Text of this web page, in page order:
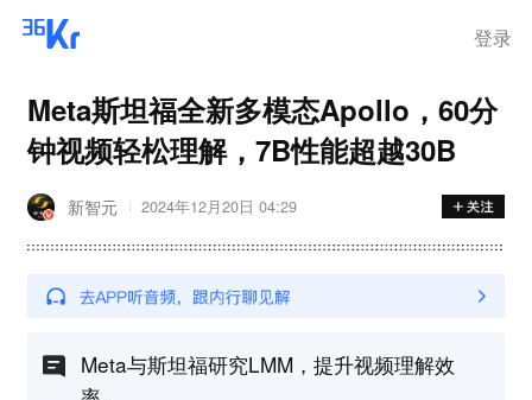
登录
Meta斯坦福全新多模态Apollo，60分
钟视频轻松理解，7B性能超越30B
新智元 2024年12月20日 04:29
Meta与斯坦福研究LMM，提升视频理解效